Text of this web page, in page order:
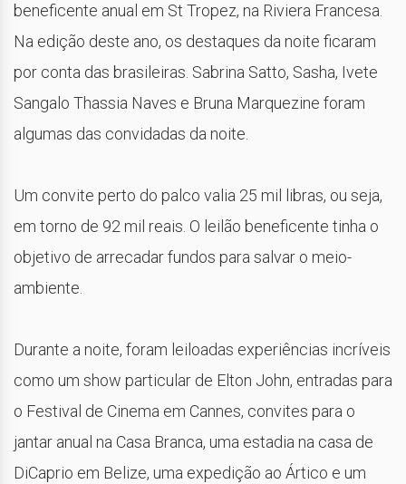
beneficente anual em St Tropez, na Riviera Francesa.
Na edição deste ano, os destaques da noite ficaram
por conta das brasileiras. Sabrina Satto, Sasha, Ivete
Sangalo Thassia Naves e Bruna Marquezine foram
algumas das convidadas da noite.
Um convite perto do palco valia 25 mil libras, ou seja,
em torno de 92 mil reais. O leilão beneficente tinha o
objetivo de arrecadar fundos para salvar o meio-
ambiente.
Durante a noite, foram leiloadas experiências incríveis
como um show particular de Elton John, entradas para
o Festival de Cinema em Cannes, convites para o
jantar anual na Casa Branca, uma estadia na casa de
DiCaprio em Belize, uma expedição ao Ártico e um